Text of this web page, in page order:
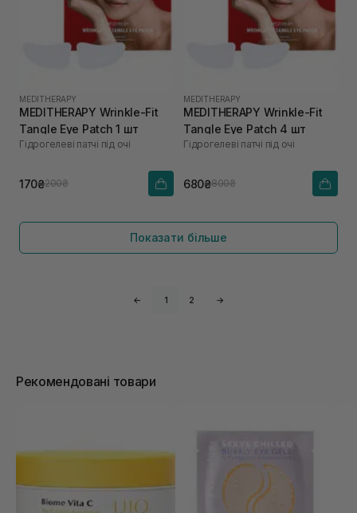
MEDITHERAPY
MEDITHERAPY Wrinkle-Fit
Tangle Eye Patch 1 шт
Гідрогелеві патчі під очі
170₴200₴
MEDITHERAPY
MEDITHERAPY Wrinkle-Fit
Tangle Eye Patch 4 шт
Гідрогелеві патчі під очі
680₴800₴
Показати більше
← 1 2 →
Рекомендовані товари